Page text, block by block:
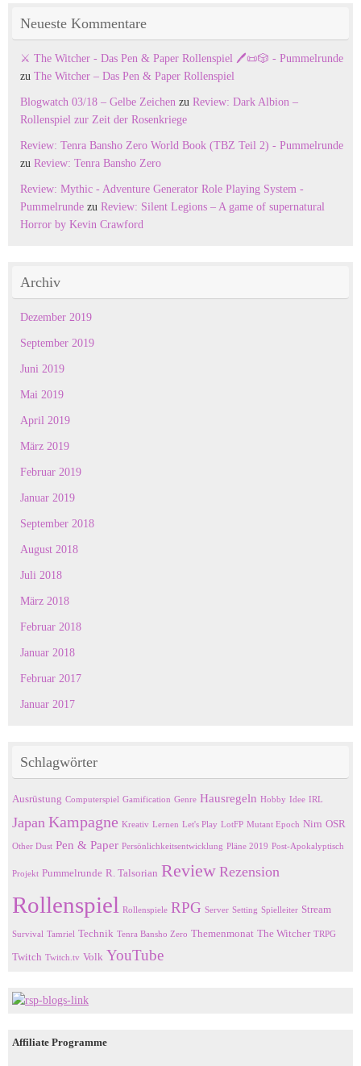
Neueste Kommentare
⚔️ The Witcher - Das Pen & Paper Rollenspiel 🖊️📜🎲 - Pummelrunde
zu The Witcher – Das Pen & Paper Rollenspiel
Blogwatch 03/18 – Gelbe Zeichen zu Review: Dark Albion –
Rollenspiel zur Zeit der Rosenkriege
Review: Tenra Bansho Zero World Book (TBZ Teil 2) - Pummelrunde
zu Review: Tenra Bansho Zero
Review: Mythic - Adventure Generator Role Playing System -
Pummelrunde zu Review: Silent Legions – A game of supernatural
Horror by Kevin Crawford
Archiv
Dezember 2019
September 2019
Juni 2019
Mai 2019
April 2019
März 2019
Februar 2019
Januar 2019
September 2018
August 2018
Juli 2018
März 2018
Februar 2018
Januar 2018
Februar 2017
Januar 2017
Schlagwörter
Ausrüstung Computerspiel Gamification Genre Hausregeln Hobby Idee IRL
Japan Kampagne Kreativ Lernen Let's Play LotFP Mutant Epoch Nirn OSR
Other Dust Pen & Paper Persönlichkeitsentwicklung Pläne 2019 Post-Apokalyptisch
Projekt Pummelrunde R. Talsorian Review Rezension
Rollenspiel Rollenspiele RPG Server Setting Spielleiter Stream
Survival Tamriel Technik Tenra Bansho Zero Themenmonat The Witcher TRPG
Twitch Twitch.tv Volk YouTube
Affiliate Programme